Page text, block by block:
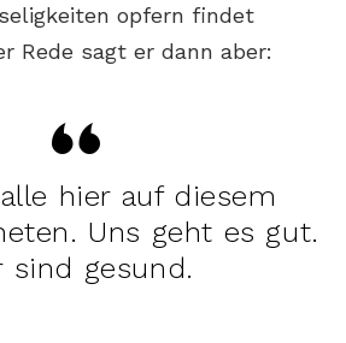
opfern findet
Rede sagt er dann aber:
hier auf diesem
Uns geht es gut.
sind gesund.